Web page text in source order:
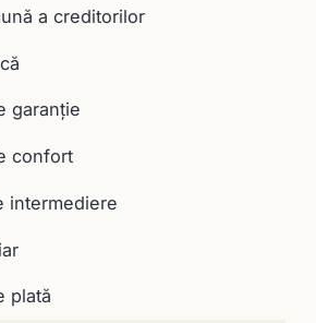
a creditorilor
garanţie
confort
intermediere
plată